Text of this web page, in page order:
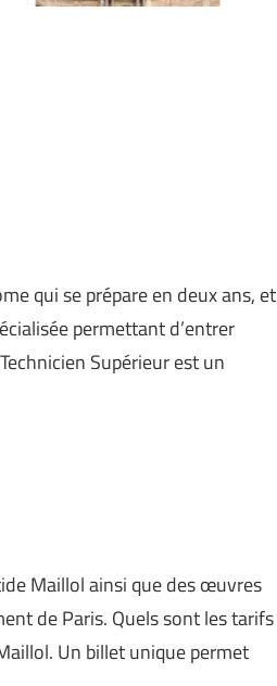
qui se prépare en deux ans, et
permettant d’entrer
Supérieur est un
Maillol ainsi que des œuvres
de Paris. Quels sont les tarifs
Un billet unique permet